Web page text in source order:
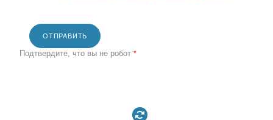
ОТПРАВИТЬ
Подтвердите, что вы не робот *